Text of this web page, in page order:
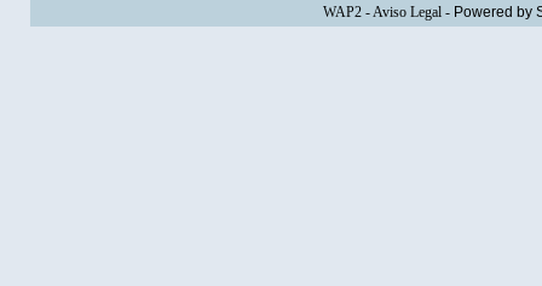
WAP2-Aviso Legal- Powered by